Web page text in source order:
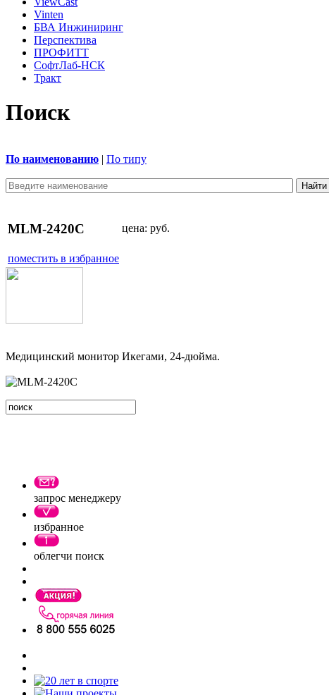
Vinten
БВА Инжиниринг
Перспектива
ПРОФИТТ
СофтЛаб-НСК
Тракт
Поиск
По наименованию По типу
MLM-2420C цена: руб.
поместить в избранное
Медицинский монитор Икегами, 24-дюйма.
запрос менеджеру
избранное
облегчи поиск